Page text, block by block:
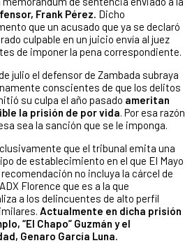
Frank Pérez. Dicho
que un acusado que ya se declaró
culpable en un juicio envía al juez
de imponer la pena correspondiente.
julio el defensor de Zambada subraya
conscientes de que los delitos
su culpa el año pasado ameritan
la prisión de por vida. Por esa razón
sea la sanción que se le imponga.
que el tribunal emita una
de establecimiento en el que El Mayo
no incluya la cárcel de
Florence que es a la que
a los delincuentes de alto perfil
Actualmente en dicha prisión
“El Chapo” Guzmán y el
Genaro García Luna.